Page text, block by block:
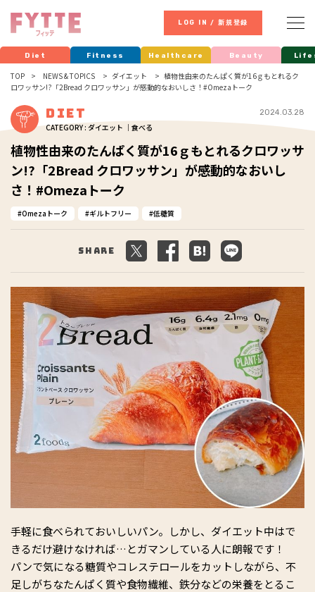
LOG IN / 新規登録
Diet Fitness Healthcare Beauty
TOP NEWS & TOPICS ダイエット
植物性由来のたんぱく質が16ｇもとれるク
ロワッサン!?「2Bread クロワッサン」が感動的なおいしさ！#Omezaトーク
Diet
CATEGORY : ダイエット ｜食べる
2024.03.28
植物性由来のたんぱく質が16ｇもとれるクロワッサ
ン!?「2Bread クロワッサン」が感動的なおいし
さ！#Omezaトーク
Omezaトーク ギルトフリー 低糖質
Share
手軽に食べられておいしいパン。しかし、ダイエット中はで
きるだけ避けなければ…とガマンしている人に朗報です！
パンで気になる糖質やコレステロールをカットしながら、不
足しがちなたんぱく質や食物繊維、鉄分などの栄養をとるこ